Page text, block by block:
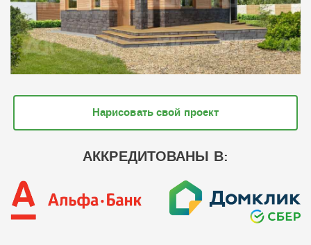
Нарисовать свой проект
АККРЕДИТОВАНЫ В: